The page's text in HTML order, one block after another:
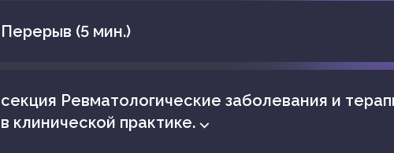
Перерыв (5 мин.)
секция Ревматологические заболевания и
в клинической практике. ⌵